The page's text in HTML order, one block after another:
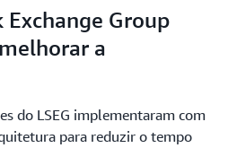
Exchange Group
a
do LSEG implementaram com
para reduzir o tempo